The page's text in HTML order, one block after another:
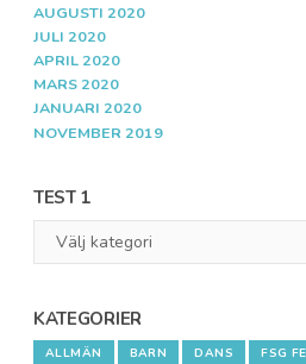
AUGUSTI 2020
JULI 2020
APRIL 2020
MARS 2020
JANUARI 2020
NOVEMBER 2019
TEST 1
KATEGORIER
ALLMÄN BARN DANS
FSG